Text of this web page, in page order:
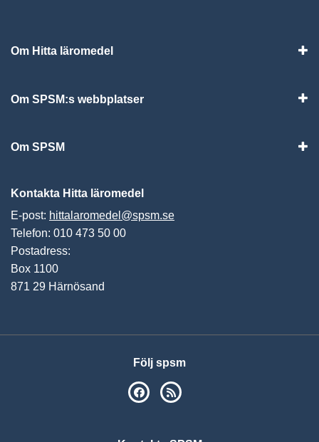
Om Hitta läromedel
Om SPSM:s webbplatser
Om SPSM
Kontakta Hitta läromedel
E-post: hittalaromedel@spsm.se
Telefon: 010 473 50 00
Postadress:
Box 1100
871 29 Härnösand
Följ spsm
SPSM på Facebook